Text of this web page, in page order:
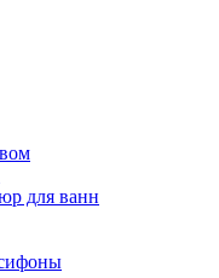
для ванн